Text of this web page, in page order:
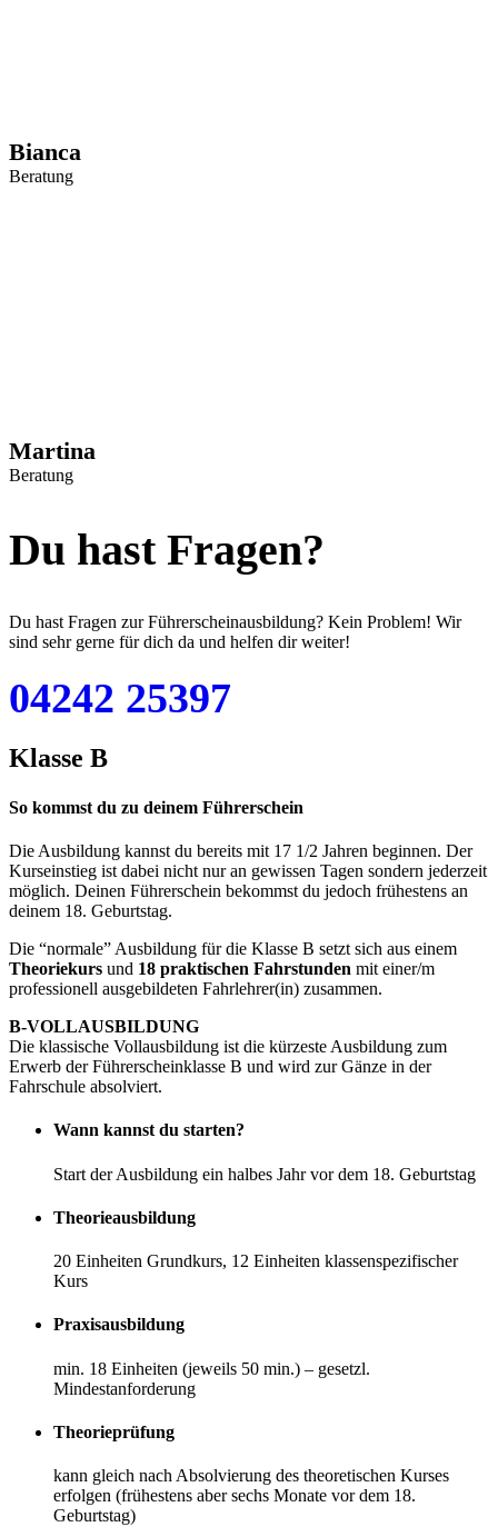
Bianca
Beratung
Martina
Beratung
Du hast Fragen?
Du hast Fragen zur Führerscheinausbildung? Kein Problem! Wir
sind sehr gerne für dich da und helfen dir weiter!
04242 25397
Klasse B
So kommst du zu deinem Führerschein
Die Ausbildung kannst du bereits mit 17 1/2 Jahren beginnen. Der
Kurseinstieg ist dabei nicht nur an gewissen Tagen sondern jederzeit
möglich. Deinen Führerschein bekommst du jedoch frühestens an
deinem 18. Geburtstag.
Die “normale” Ausbildung für die Klasse B setzt sich aus einem
Theoriekurs und 18 praktischen Fahrstunden mit einer/m
professionell ausgebildeten Fahrlehrer(in) zusammen.
B-VOLLAUSBILDUNG
Die klassische Vollausbildung ist die kürzeste Ausbildung zum
Erwerb der Führerscheinklasse B und wird zur Gänze in der
Fahrschule absolviert.
Wann kannst du starten?
Start der Ausbildung ein halbes Jahr vor dem 18. Geburtstag
Theorieausbildung
20 Einheiten Grundkurs, 12 Einheiten klassenspezifischer
Kurs
Praxisausbildung
min. 18 Einheiten (jeweils 50 min.) – gesetzl.
Mindestanforderung
Theorieprüfung
kann gleich nach Absolvierung des theoretischen Kurses
erfolgen (frühestens aber sechs Monate vor dem 18.
Geburtstag)